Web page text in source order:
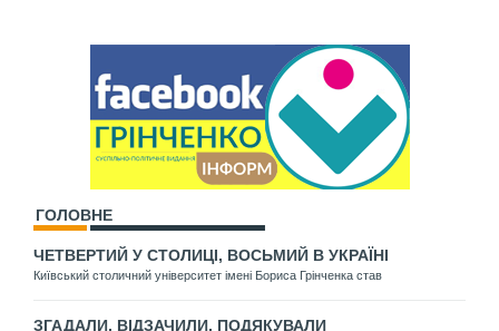
ГОЛОВНЕ
ЧЕТВЕРТИЙ У СТОЛИЦІ, ВОСЬМИЙ В УКРАЇНІ
Київський столичний університет імені Бориса Грінченка став
ЗГАДАЛИ, ВІДЗАЧИЛИ, ПОДЯКУВАЛИ